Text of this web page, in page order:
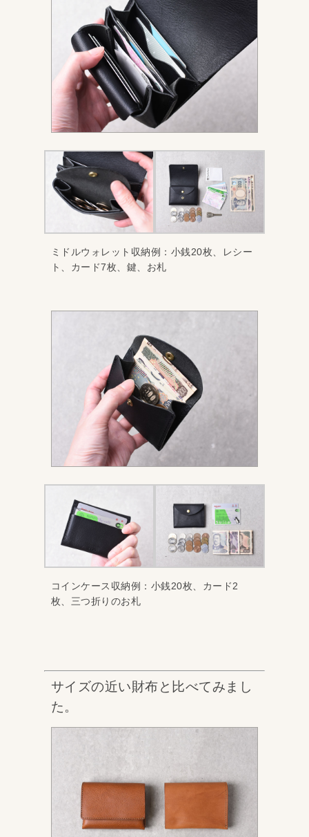
ミドルウォレット収納例：小銭20枚、レシー
ト、カード7枚、鍵、お札
コインケース収納例：小銭20枚、カード2
枚、三つ折りのお札
サイズの近い財布と比べてみまし
た。